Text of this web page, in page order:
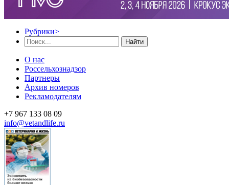
Рубрики>
Найти
О нас
Россельхознадзор
Партнеры
Архив номеров
Рекламодателям
+7 967 133 08 09
info@vetandlife.ru